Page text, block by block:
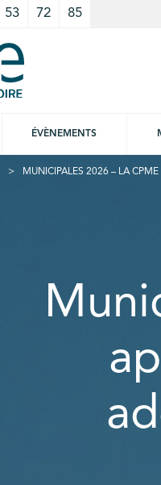
53 72 85
ÉVÈNEMENTS
MUNICIPALES 2026 – LA